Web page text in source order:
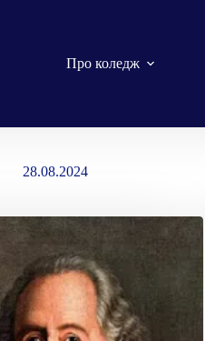
Про коледж
28.08.2024